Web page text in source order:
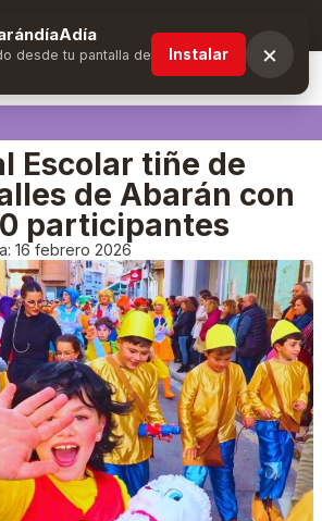
y obtén ventajas exclusivas
Escolar tiñe de
de Abarán con
participantes
16 febrero 2026
desde tu pantalla de
Instalar ×